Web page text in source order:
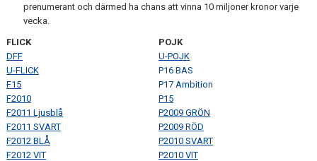
UTBILDNINGAR
prenumerant och därmed ha chans att vinna 10 miljoner kronor varje
vecka.
FLICK
POJK
DFF
U-POJK
U-FLICK
P16 BAS
F15
P17 Ambition
F2010
P15
F2011 Ljusblå
P2009 GRÖN
F2011 SVART
P2009 RÖD
F2012 BLÅ
P2010 SVART
F2012 VIT
P2010 VIT